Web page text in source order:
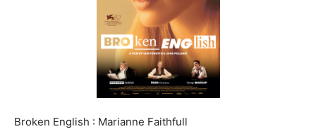
Broken English : Marianne Faithfull